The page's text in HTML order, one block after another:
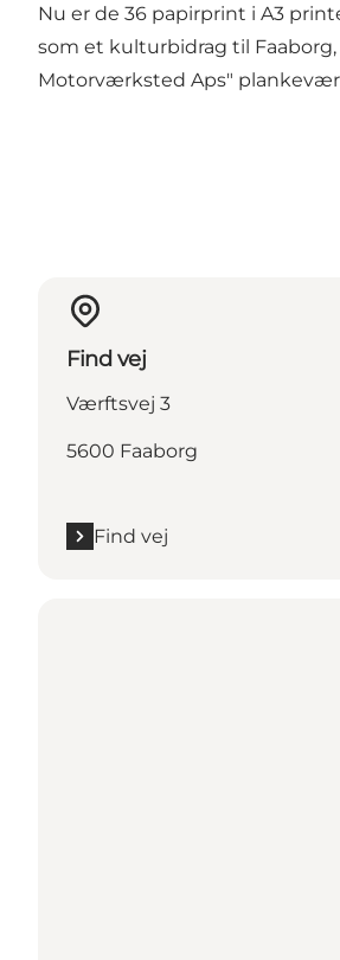
Nu er de 36 papirprint i A3
som et kulturbidrag til
Motorværksted Aps"
Find vej
Værftsvej 3
5600 Faaborg
Find vej